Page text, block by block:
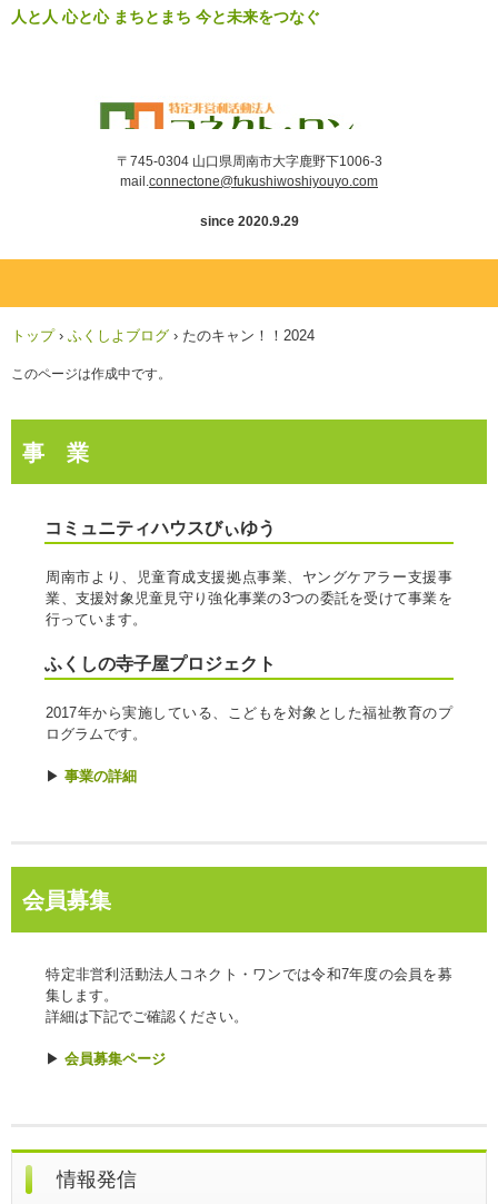
人と人 心と心 まちとまち 今と未来をつなぐ
〒745-0304 山口県周南市大字鹿野下1006-3
mail.connectone@fukushiwoshiyouyo.com
since 2020.9.29
トップ › ふくしよブログ › たのキャン！！2024
このページは作成中です。
事 業
コミュニティハウスびぃゆう
周南市より、児童育成支援拠点事業、ヤングケアラー支援事
業、支援対象児童見守り強化事業の3つの委託を受けて事業を
行っています。
ふくしの寺子屋プロジェクト
2017年から実施している、こどもを対象とした福祉教育のプ
ログラムです。
▶事業の詳細
会員募集
特定非営利活動法人コネクト・ワンでは令和7年度の会員を募
集します。
詳細は下記でご確認ください。
▶会員募集ページ
情報発信